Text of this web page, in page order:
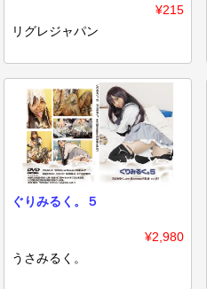
¥215
リグレジャパン
ぐりみるく。５
¥2,980
うさみるく。